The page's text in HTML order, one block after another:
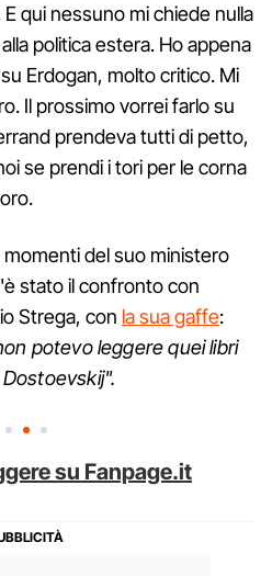
qui nessuno mi chiede nulla
politica estera. Ho appena
Erdogan, molto critico. Mi
Il prossimo vorrei farlo su
prendeva tutti di petto,
se prendi i tori per le corna
momenti del suo ministero
stato il confronto con
Strega, con la sua gaffe:
potevo leggere quei libri
su Fanpage.it